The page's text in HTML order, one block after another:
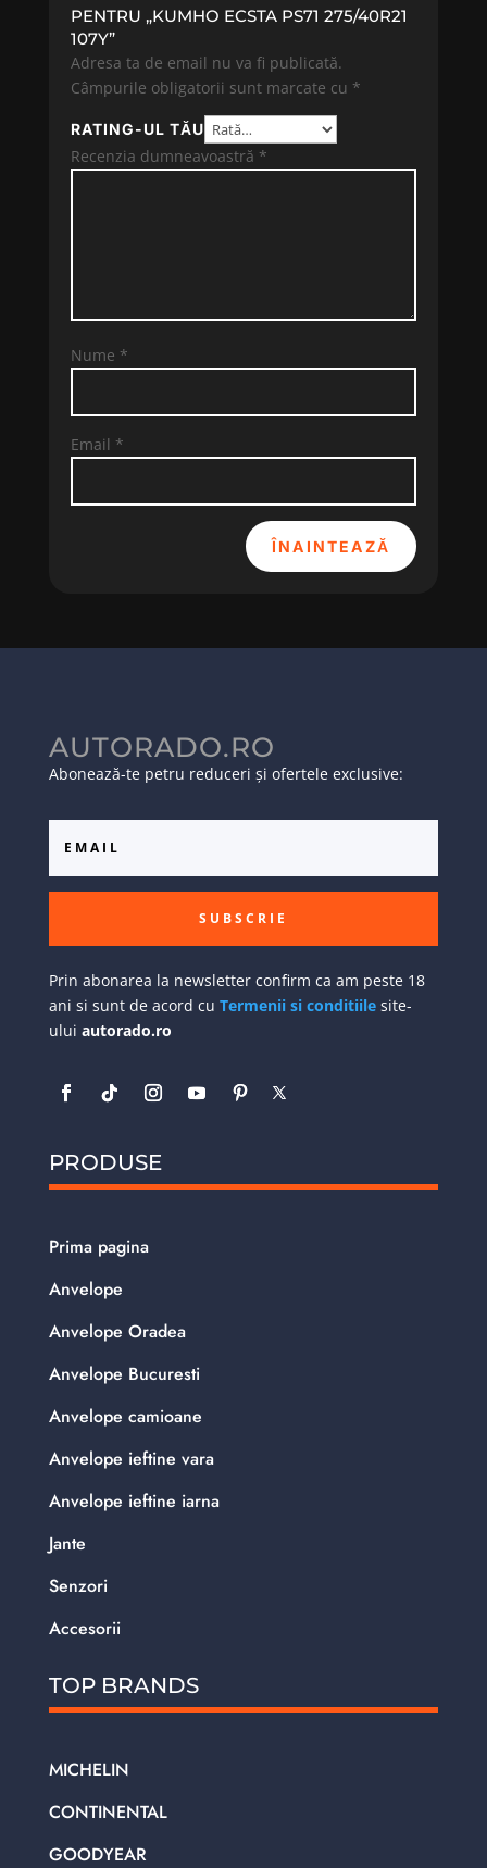
PENTRU „KUMHO ECSTA PS71 275/40R21
107Y”
Adresa ta de email nu va fi publicată.
Câmpurile obligatorii sunt marcate cu *
RATING-UL TĂU
Recenzia dumneavoastră *
Nume *
Email *
ÎNAINTEAZĂ
AUTORADO.RO
Abonează-te petru reduceri și ofertele exclusive:
SUBSCRIE
Prin abonarea la newsletter confirm ca am peste 18
ani si sunt de acord cu Termenii si conditiilesite-
ului autorado.ro
PRODUSE
Prima pagina
Anvelope
Anvelope Oradea
Anvelope Bucuresti
Anvelope camioane
Anvelope ieftine vara
Anvelope ieftine iarna
Jante
Senzori
Accesorii
TOP BRANDS
MICHELIN
CONTINENTAL
GOODYEAR